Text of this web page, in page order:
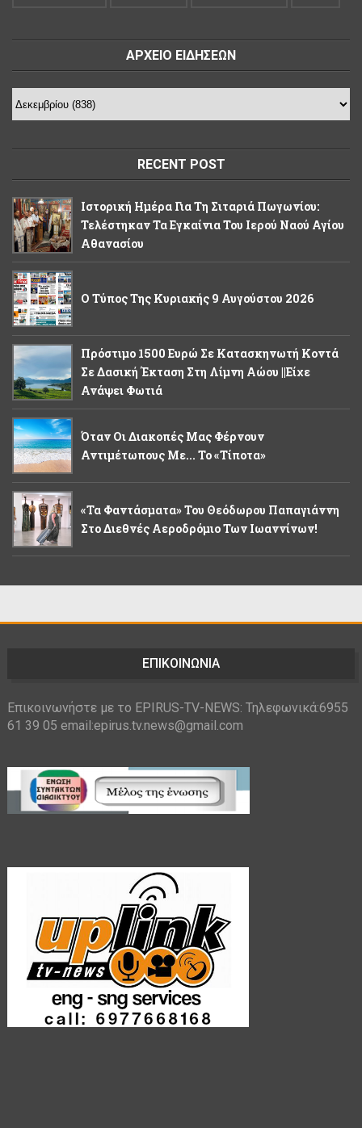
ΑΡΧΕΙΟ ΕΙΔΗΣΕΩΝ
RECENT POST
Ιστορική Ημέρα Για Τη Σιταριά Πωγωνίου:
Τελέστηκαν Τα Εγκαίνια Του Ιερού Ναού Αγίου
Αθανασίου
Ο Τύπος Της Κυριακής 9 Αυγούστου 2026
Πρόστιμο 1500 Ευρώ Σε Κατασκηνωτή Κοντά
Σε Δασική Έκταση Στη Λίμνη Αώου ||Είχε
Ανάψει Φωτιά
Όταν Οι Διακοπές Μας Φέρνουν
Αντιμέτωπους Με... Το «τίποτα»
«Τα Φαντάσματα» Του Θεόδωρου Παπαγιάννη
Στο Διεθνές Αεροδρόμιο Των Ιωαννίνων!
ΕΠΙΚΟΙΝΩΝΙΑ
Επικοινωνήστε με το EPIRUS-TV-NEWS: Τηλεφωνικά:6955
61 39 05 email:epirus.tv.news@gmail.com